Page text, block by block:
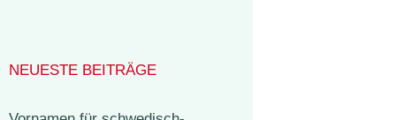
NEUESTE BEITRÄGE